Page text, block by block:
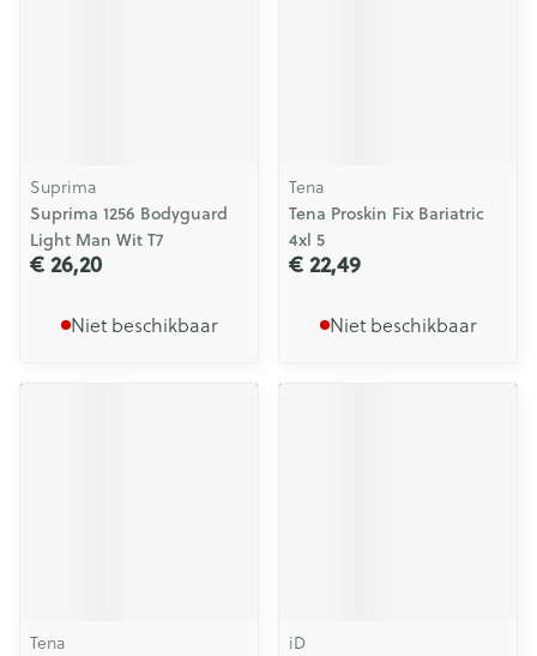
Suprima
Suprima 1256 Bodyguard
Light Man Wit T7
€ 26,20
Niet beschikbaar
Tena
Tena Proskin Fix Bariatric
4xl 5
€ 22,49
Niet beschikbaar
Tena iD